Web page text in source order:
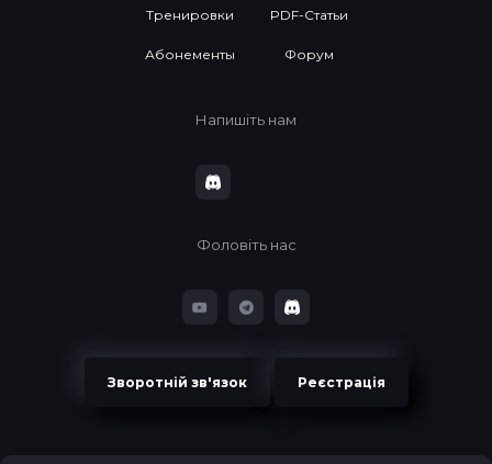
Тренировки
Абонементы
PDF-Статьи
Форум
Напишіть нам
Фоловіть нас
Зворотній зв'язок Реєстрація